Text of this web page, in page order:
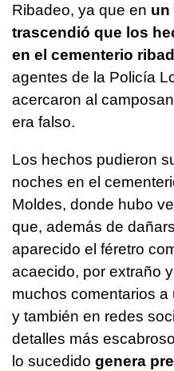
Ribadeo, ya que en un
trascendió que los
en el cementerio
agentes de la Policía
acercaron al
era falso.
Los hechos pudieron
noches en el
Moldes, donde hubo
que, además de
aparecido el féretro
acaecido, por extraño
muchos comentarios a
y también en redes
detalles más
lo sucedido genera